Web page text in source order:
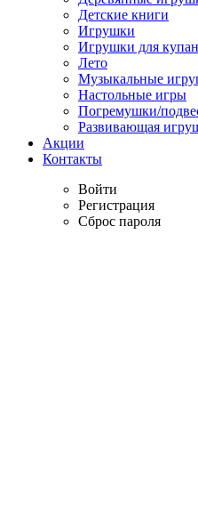
Детские книги
Игрушки
Игрушки для
Лето
Музыкальные
Настольные игры
Погремушки/
Развивающая
Акции
Контакты
Войти
Регистрация
Сброс пароля